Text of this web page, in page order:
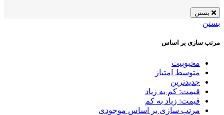
بستن
بستن
مرتب سازی بر اساس
محبوبیت
متوسط امتیاز
جدیدترین
قیمت: کم به زیاد
قیمت: زیاد به کم
مرتب سازی بر اساس موجودی